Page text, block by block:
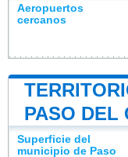
Aeropuertos
cercanos
PASO DEL
Superficie del
municipio de Paso